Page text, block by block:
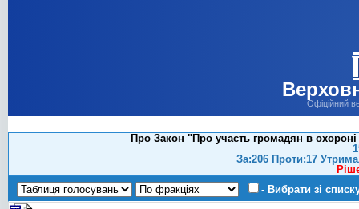
Офіційний
Про Закон "Про участь громадян в
За:206 Проти:17
- Вибрати зі